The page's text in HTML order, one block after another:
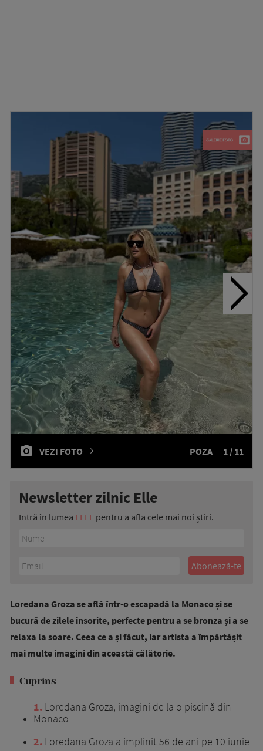
VEZI FOTO POZA 1 / 11
Newsletter zilnic Elle
Intră în lumea ELLE pentru a afla cele mai noi știri.
Loredana Groza se află într-o escapadă la Monaco și se
bucură de zilele însorite, perfecte pentru a se bronza și a se
relaxa la soare. Ceea ce a și făcut, iar artista a împărtășit
mai multe imagini din această călătorie.
Cuprins
1 Loredana Groza, imagini de la o piscină din
Monaco
2 Loredana Groza a împlinit 56 de ani pe 10 iunie